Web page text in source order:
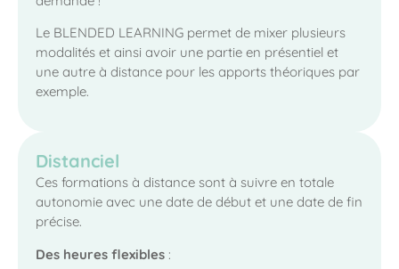
Le BLENDED LEARNING permet de mixer plusieurs
modalités et ainsi avoir une partie en présentiel et
une autre à distance pour les apports théoriques par
exemple.
Distanciel
Ces formations à distance sont à suivre en totale
autonomie avec une date de début et une date de fin
précise.
Des heures flexibles :